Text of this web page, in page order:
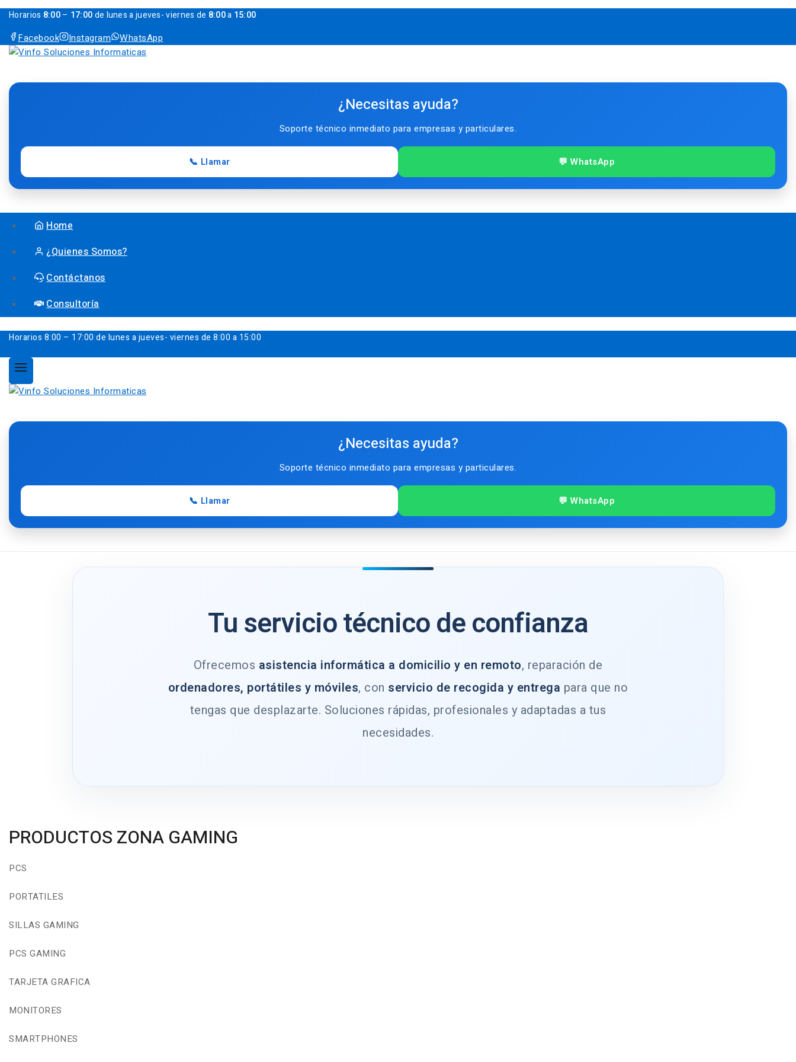
Horarios 8:00– 17:00de lunes a jueves- viernes de 8:00a 15:00
Facebook Instagram WhatsApp
¿Necesitas ayuda?
Soporte técnico inmediato para empresas y particulares.
📞 Llamar 💬 WhatsApp
Home
¿Quienes Somos?
Contáctanos
Consultoría
Horarios 8:00 – 17:00 de lunes a jueves- viernes de 8:00 a 15:00
¿Necesitas ayuda?
Soporte técnico inmediato para empresas y particulares.
📞 Llamar 💬 WhatsApp
Tu servicio técnico de confianza
Ofrecemos asistencia informática a domicilio y en remoto, reparación de
ordenadores, portátiles y móviles, con servicio de recogida y entrega para que no
tengas que desplazarte. Soluciones rápidas, profesionales y adaptadas a tus
necesidades.
PRODUCTOS ZONA GAMING
PCS
PORTATILES
SILLAS GAMING
PCS GAMING
TARJETA GRAFICA
MONITORES
SMARTPHONES